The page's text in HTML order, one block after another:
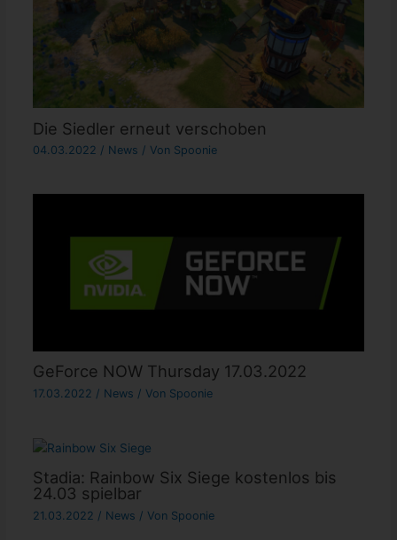
Die Siedler erneut verschoben
04.03.2022 / News / Von Spoonie
GeForce NOW Thursday 17.03.2022
17.03.2022 / News / Von Spoonie
Stadia: Rainbow Six Siege kostenlos bis
24.03 spielbar
21.03.2022 / News / Von Spoonie